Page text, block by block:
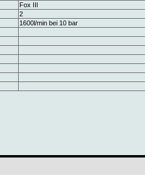
Fox III
2
1600l/min bei 10 bar